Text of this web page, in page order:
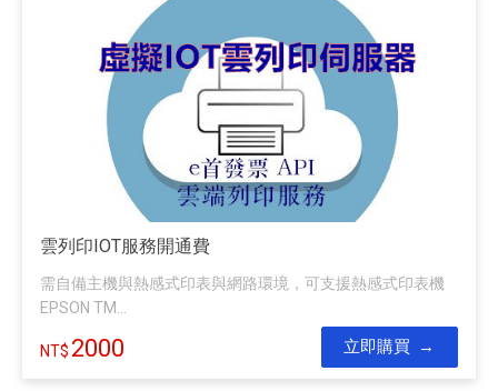
雲列印IOT服務開通費
需自備主機與熱感式印表與網路環境，可支援熱感式印表機
EPSON TM...
2000 立即購買